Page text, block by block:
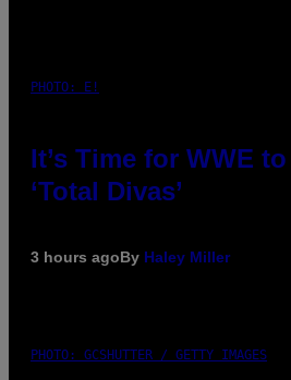
PHOTO: E!
It’s Time for WWE
‘Total Divas’
3 hours agoBy Haley Miller
PHOTO: GCSHUTTER / GETTY IMAGES